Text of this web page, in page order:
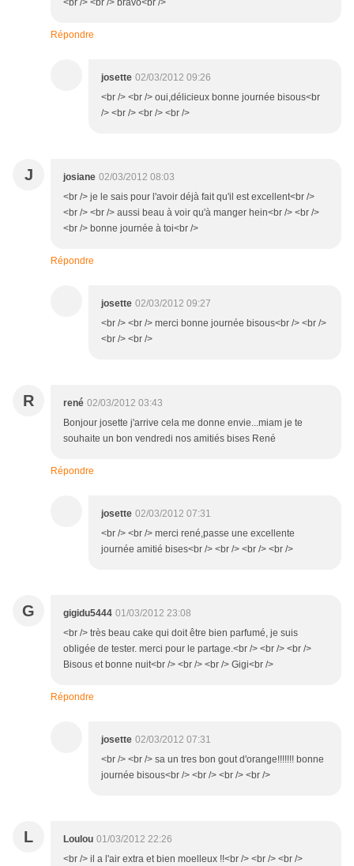
<br /> <br /> bravo<br />
Répondre
josette 02/03/2012 09:26
<br /> <br /> oui,délicieux bonne journée bisous<br
/> <br /> <br /> <br />
J josiane 02/03/2012 08:03
<br /> je le sais pour l'avoir déjà fait qu'il est excellent<br />
<br /> <br /> aussi beau à voir qu'à manger hein<br /> <br />
<br /> bonne journée à toi<br />
Répondre
josette 02/03/2012 09:27
<br /> <br /> merci bonne journée bisous<br /> <br />
<br /> <br />
R rené 02/03/2012 03:43
Bonjour josette j'arrive cela me donne envie...miam je te
souhaite un bon vendredi nos amitiés bises René
Répondre
josette 02/03/2012 07:31
<br /> <br /> merci rené,passe une excellente
journée amitié bises<br /> <br /> <br /> <br />
G gigidu5444 01/03/2012 23:08
<br /> très beau cake qui doit être bien parfumé, je suis
obligée de tester. merci pour le partage.<br /> <br /> <br />
Bisous et bonne nuit<br /> <br /> <br /> Gigi<br />
Répondre
josette 02/03/2012 07:31
<br /> <br /> sa un tres bon gout d'orange!!!!!!! bonne
journée bisous<br /> <br /> <br /> <br />
L Loulou 01/03/2012 22:26
<br /> il a l'air extra et bien moelleux !!<br /> <br /> <br />